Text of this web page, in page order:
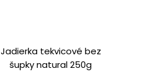
Jadierka tekvicové bez
šupky natural 250g